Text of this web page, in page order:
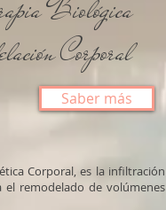
Biológica
Corporal
Saber más
Corporal, es la infiltración
el remodelado de volúmenes